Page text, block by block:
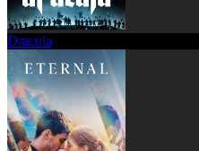
Dracula